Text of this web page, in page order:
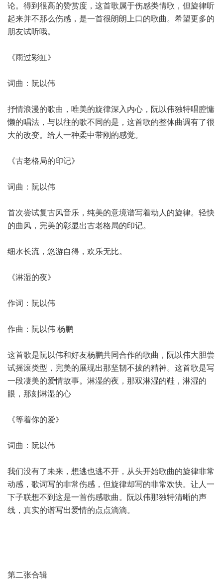
论。得到很高的赞赏度，这首歌属于伤感类情歌，但旋律听
起来并不那么伤感，是一首很朗朗上口的歌曲。希望更多的
朋友试听哦。
《雨过彩虹》
词曲：阮以伟
抒情浪漫的歌曲，唯美的旋律深入内心，阮以伟独特唱腔慵
懒的唱法，与以往的歌不同的是，这首歌的整体曲调有了很
大的改变。给人一种柔中带刚的感觉。
《古老格局的印记》
词曲：阮以伟
首次尝试复古风音乐，纯美的意境谱写着动人的旋律。轻快
的曲风，完美的彰显出古老格局的印记。
细水长流，悠游自得，欢乐无比。
《淋湿的夜》
作词：阮以伟
作曲：阮以伟 杨鹏
这首歌是阮以伟和好友杨鹏共同合作的歌曲，阮以伟大胆尝
试摇滚类型，完美的展现出那坚韧不拔的精神。这首歌是写
一段凄美的爱情故事。淋湿的夜，那双淋湿的鞋，淋湿的
眼，那刻淋湿的心
《等着你的爱》
词曲：阮以伟
我们没有了未来，想逃也逃不开，从头开始歌曲的旋律非常
动感，歌词写的非常伤感，但旋律却写的非常欢快。让人一
下子联想不到这是一首伤感歌曲。阮以伟那独特清晰的声
线，真实的谱写出爱情的点点滴滴。
第二张合辑